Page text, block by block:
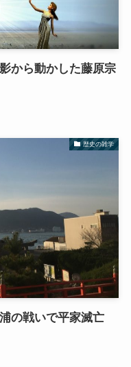
から動かした藤原宗
歴史の雑学
の戦いで平家滅亡